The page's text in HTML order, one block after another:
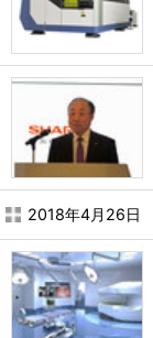
2018年4月26日